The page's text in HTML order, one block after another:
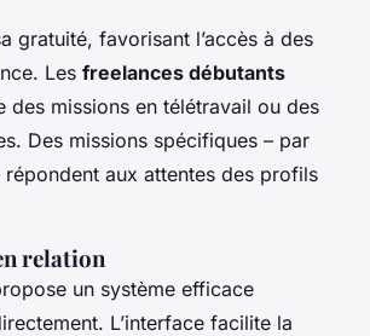
gratuité, favorisant l’accès à des
Les freelances débutants
missions en télétravail ou des
Des missions spécifiques – par
aux attentes des profils
relation
un système efficace
L’interface facilite la